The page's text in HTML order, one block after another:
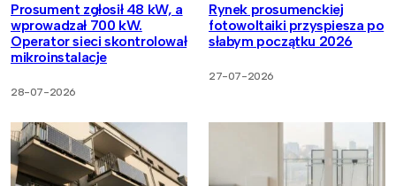
Prosument zgłosił 48 kW, a
wprowadzał 700 kW.
Operator sieci skontrolował
mikroinstalacje
28-07-2026
Rynek prosumenckiej
fotowoltaiki przyspiesza po
słabym początku 2026
27-07-2026